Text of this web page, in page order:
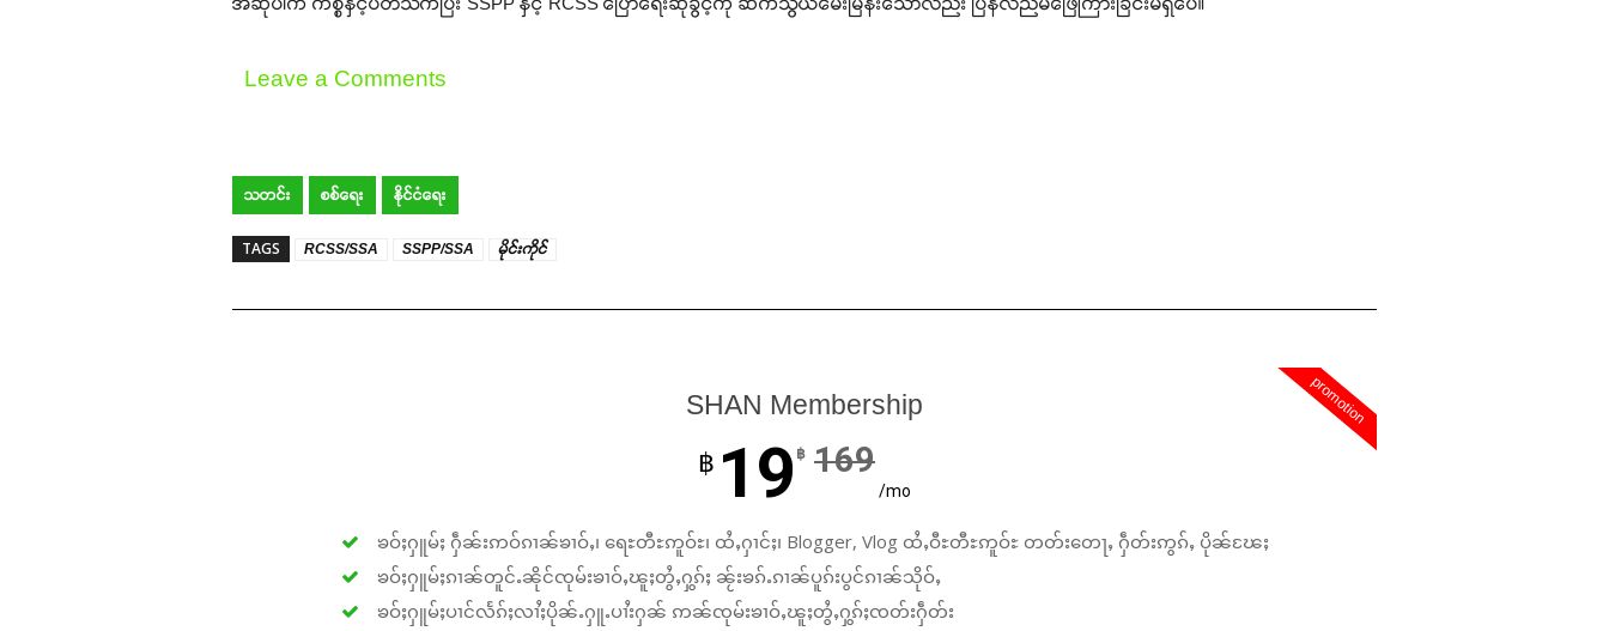
Leave a Comments
သတင်း စစ်ရေး နိုင်ငံရေး
TAGS RCSS/SSA SSPP/SSA မိုင်းကိုင်
promotion
SHAN Membership
฿ 19 ฿ 169
/mo
ၶဝ်ႈႁူမ်ႈ ႁဵၼ်းဢဝ်ၵၢၼ်ၶၢဝ်ႇ၊ ရေႊတီႊဢူဝ်ႊ၊ ထႆႇႁၢင်ႈ၊ Blogger, Vlog ထႆႇဝီႊတီႊဢူဝ်ႊ တတ်းတေႃႇ ႁဵတ်းဢွၵ်ႇ ပိုၼ်ၽႄႈ
ၶဝ်ႈႁူမ်ႈၵၢၼ်တူင်ႉၼိုင်ၸုမ်းၶၢဝ်ႇၽူႈတွႆႇႁွၵ်ႈ ၼႂ်းၶၵ်ႉၵၢၼ်ပူၵ်းပွင်ၵၢၼ်သိုဝ်ႇ
ၶဝ်ႈႁူမ်ႈပၢင်လႅၵ်ႈလၢႆႈပိုၼ်ႉႁူႉပၢႆးႁၼ် ဢၼ်ၸုမ်းၶၢဝ်ႇၽူႈတွႆႇႁွၵ်ႈၸတ်းႁဵတ်း